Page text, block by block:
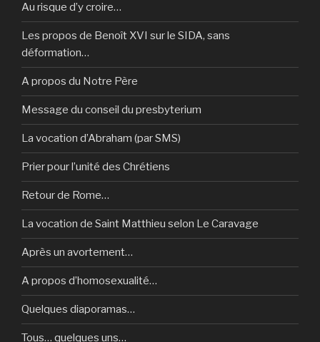
Au risque d’y croire…
Les propos de Benoît XVI sur le SIDA, sans
déformation…
A propos du Notre Père
Message du conseil du presbyterium
La vocation d’Abraham (par SMS)
Prier pour l’unité des Chrétiens
Retour de Rome…
La vocation de Saint Matthieu selon Le Caravage
Après un avortement…
A propos d’homosexualité…
Quelques diaporamas…
Tous… quelques uns…